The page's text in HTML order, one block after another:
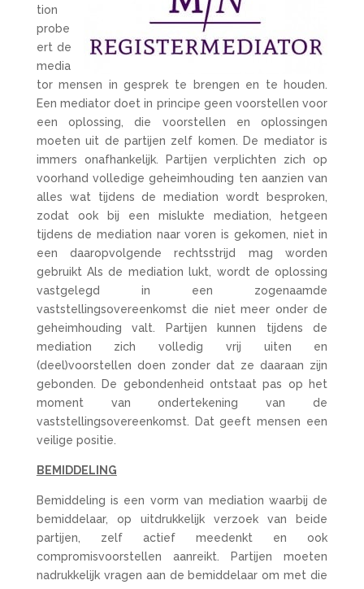
tion
probe
ert de
media
tor mensen in gesprek te brengen en te houden.
Een mediator doet in principe geen voorstellen voor
een oplossing, die voorstellen en oplossingen
moeten uit de partijen zelf komen. De mediator is
immers onafhankelijk. Partijen verplichten zich op
voorhand volledige geheimhouding ten aanzien van
alles wat tijdens de mediation wordt besproken,
zodat ook bij een mislukte mediation, hetgeen
tijdens de mediation naar voren is gekomen, niet in
een daaropvolgende rechtsstrijd mag worden
gebruikt Als de mediation lukt, wordt de oplossing
vastgelegd in een zogenaamde
vaststellingsovereenkomst die niet meer onder de
geheimhouding valt. Partijen kunnen tijdens de
mediation zich volledig vrij uiten en
(deel)voorstellen doen zonder dat ze daaraan zijn
gebonden. De gebondenheid ontstaat pas op het
moment van ondertekening van de
vaststellingsovereenkomst. Dat geeft mensen een
veilige positie.
BEMIDDELING
Bemiddeling is een vorm van mediation waarbij de
bemiddelaar, op uitdrukkelijk verzoek van beide
partijen, zelf actief meedenkt en ook
compromisvoorstellen aanreikt. Partijen moeten
nadrukkelijk vragen aan de bemiddelaar om met die